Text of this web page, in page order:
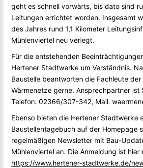
geht es schnell vorwärts, bis dato sind
Leitungen errichtet worden. Insgesamt
des Jahres rund 1,1 Kilometer
Mühlenviertel neu verlegt.
Für die entstehenden
Hertener Stadtwerke um Verständnis.
Baustelle beantworten die Fachleute der
Wärmenetze gerne. Ansprechpartner ist
Telefon: 02366/307-342, Mail:
Ebenso bieten die Hertener Stadtwerke
Baustellentagebuch auf der Homepage
regelmäßigen Newsletter mit Bau-
Mühlenviertel an. Die Anmeldung ist hier
https://www.hertener-stadtwerke.de/